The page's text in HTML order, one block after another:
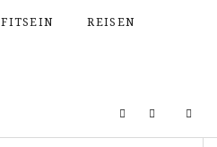
FITSEIN REISEN